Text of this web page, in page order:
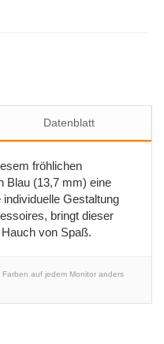
Datenblatt
fröhlichen
Blau (13,7 mm) eine
Gestaltung
bringt dieser
von Spaß.
auf jedem Monitor anders